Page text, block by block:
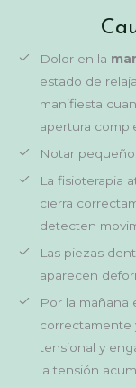
Dolor en la
estado de
manifiesta
apertura
Notar
La fisioterapia
cierra
detecten
Las piezas
aparecen
Por la mañana
correctamente
tensional y
la tensión